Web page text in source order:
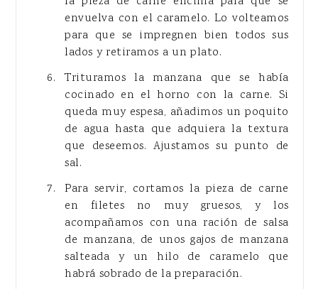
envuelva con el caramelo. Lo volteamos
para que se impregnen bien todos sus
lados y retiramos a un plato.
Trituramos la manzana que se había
cocinado en el horno con la carne. Si
queda muy espesa, añadimos un poquito
de agua hasta que adquiera la textura
que deseemos. Ajustamos su punto de
sal.
Para servir, cortamos la pieza de carne
en filetes no muy gruesos, y los
acompañamos con una ración de salsa
de manzana, de unos gajos de manzana
salteada y un hilo de caramelo que
habrá sobrado de la preparación.